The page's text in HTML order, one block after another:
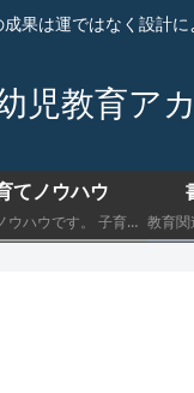
果は運ではなく設計に
児教育ア
てノウハウ
子育てのノウハウです。 子育てにおいて最低限知っておくべきことを書きます。